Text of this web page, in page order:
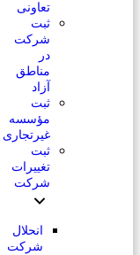
تعاونی
ثبت
شرکت
در
مناطق
آزاد
ثبت
مؤسسه
غیرتجاری
ثبت
تغییرات
شرکت
انحلال
شرکت